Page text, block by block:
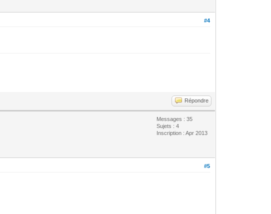
#4
Répondre
Messages : 35
Sujets : 4
Inscription : Apr 2013
#5